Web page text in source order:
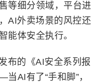
等细分领域，平台进
AI外卖场景的风控还
能体安全执行。
布的《AI安全系列报
AI有了“手和脚”，